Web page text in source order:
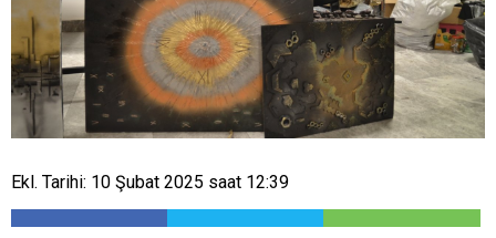
Ekl. Tarihi: 10 Şubat 2025 saat 12:39